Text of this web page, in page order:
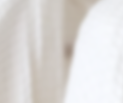
フェイシャル